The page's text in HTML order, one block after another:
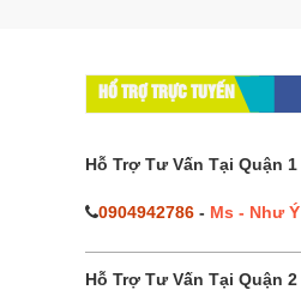
HỔ TRỢ TRỰC TUYẾN
Hỗ Trợ Tư Vấn Tại Quận 1
0904942786- Ms - Như Ý
Hỗ Trợ Tư Vấn Tại Quận 2